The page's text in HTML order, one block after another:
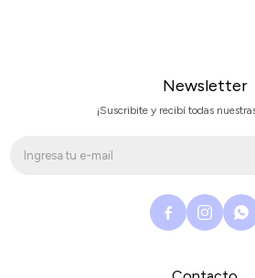
Newsletter
¡Suscribite y recibí todas
  